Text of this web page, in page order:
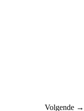
Volgende →